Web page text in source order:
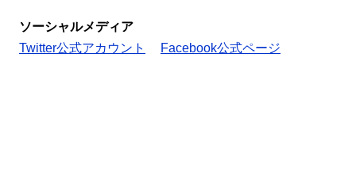
ソーシャルメディア
Twitter公式アカウント
Facebook公式ページ